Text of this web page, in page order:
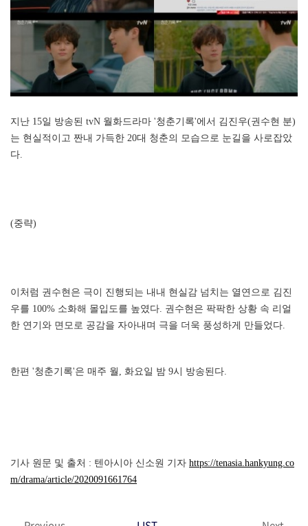
지난 15일 방송된 tvN 월화드라마 '청춘기록'에서 김진우(권수현 분)
는 현실적이고 짠내 가득한 20대 청춘의 모습으로 눈길을 사로잡았
다.
(중략)
이처럼 권수현은 극이 진행되는 내내 현실감 넘치는 열연으로 김진
우를 100% 소화해 몰입도를 높였다. 권수현은 팍팍한 상황 속 리얼
한 연기와 면모로 공감을 자아내며 극을 더욱 풍성하게 만들었다.
한편 '청춘기록'은 매주 월, 화요일 밤 9시 방송된다.
기사 원문 및 출처 : 텐아시아 신소원 기자 https://tenasia.hankyung.co
m/drama/article/2020091661764